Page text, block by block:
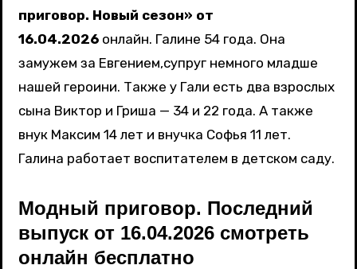
приговор. Новый сезон» от
16.04.2026 онлайн. Галине 54 года. Она
замужем за Евгением,супруг немного младше
нашей героини. Также у Гали есть два взрослых
сына Виктор и Гриша — 34 и 22 года. А также
внук Максим 14 лет и внучка Софья 11 лет.
Галина работает воспитателем в детском саду.
Модный приговор. Последний
выпуск от 16.04.2026 смотреть
онлайн бесплатно